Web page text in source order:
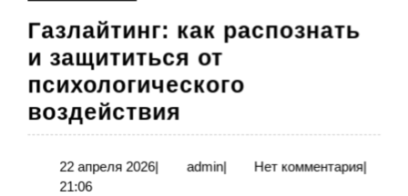
главные
признаки
Газлайтинг: как распознать
и защититься от
психологического
воздействия
как
распознать
22 апреля 202622
| adminadmin
| Нет комментария|
21:06